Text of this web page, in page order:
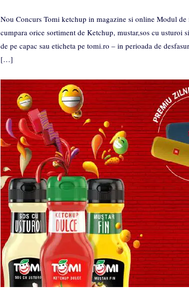
Nou Concurs Tomi ketchup in magazine si online Modul
cumpara orice sortiment de Ketchup, mustar,sos cu
de pe capac sau eticheta pe tomi.ro – in perioada de
[…]